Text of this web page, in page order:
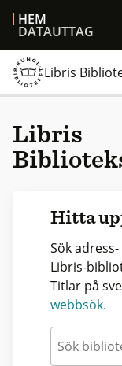
HEM
DATAUTTAG
Libris
Libris
Hitta
Sök
Libris-
Titlar på
webbsök.